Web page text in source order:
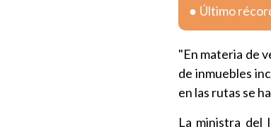
Último
"En materia de
de inmuebles
en las rutas se
La ministra del